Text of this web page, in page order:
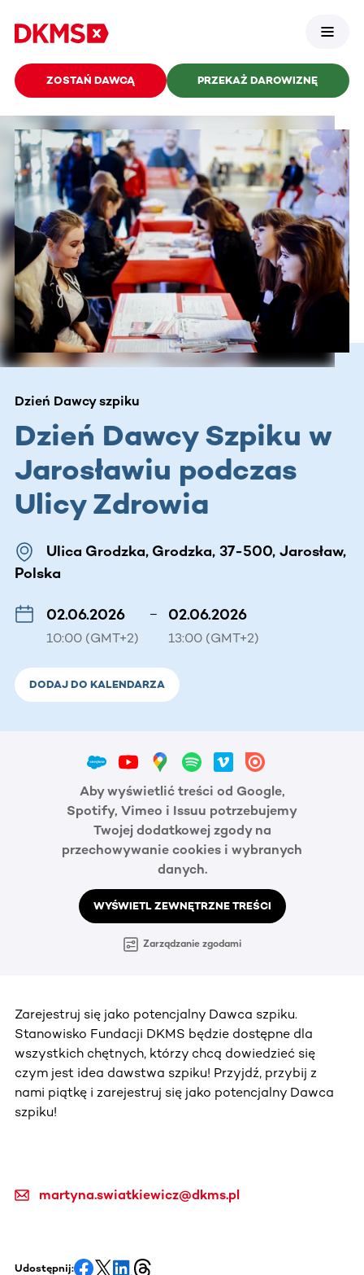
ZOSTAŃ DAWCĄ PRZEKAŻ DAROWIZNĘ
Dzień Dawcy szpiku
Dzień Dawcy Szpiku w
Jarosławiu podczas
Ulicy Zdrowia
Ulica Grodzka, Grodzka, 37-500, Jarosław,
Polska
02.06.2026
10:00 (GMT+2)
– 02.06.2026
13:00 (GMT+2)
DODAJ DO KALENDARZA
Aby wyświetlić treści od Google,
Spotify, Vimeo i Issuu potrzebujemy
Twojej dodatkowej zgody na
przechowywanie cookies i wybranych
danych.
WYŚWIETL ZEWNĘTRZNE TREŚCI
Zarządzanie zgodami
Zarejestruj się jako potencjalny Dawca szpiku.
Stanowisko Fundacji DKMS będzie dostępne dla
wszystkich chętnych, którzy chcą dowiedzieć się
czym jest idea dawstwa szpiku! Przyjdź, przybij z
nami piątkę i zarejestruj się jako potencjalny Dawca
szpiku!
martyna.swiatkiewicz@dkms.pl
Udostępnij: